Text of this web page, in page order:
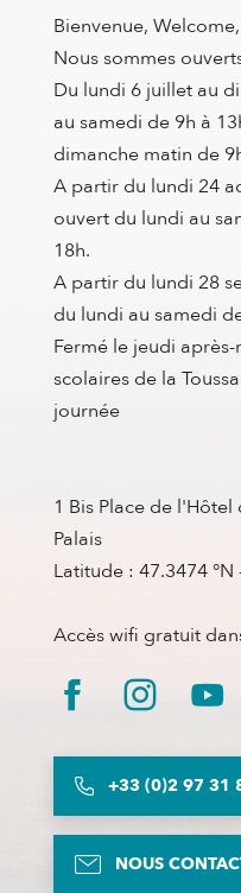
Bienvenue,
Nous sommes
Du lundi 6 juillet au
au samedi de 9h à
dimanche matin de
A partir du lundi 24
ouvert du lundi au
18h.
A partir du lundi 28
du lundi au samedi
Fermé le jeudi
scolaires de la
journée
1 Bis Place de l'Hôtel
Palais
Latitude : 47.3474
Accès wifi gratuit
+33 (0)2 97 31
NOUS